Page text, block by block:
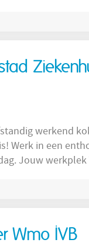
groot
werkend
Werk in een
Wmo IVB